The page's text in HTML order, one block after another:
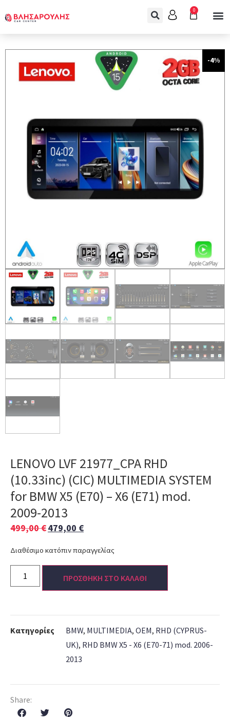
0
-4%
LENOVO LVF 21977_CPA RHD
(10.33inc) (CIC) MULTIMEDIA SYSTEM
for BMW X5 (E70) – X6 (E71) mod.
2009-2013
499,00€479,00 €
Διαθέσιμο κατόπιν παραγγελίας
ΠΡΟΣΘΗΚΗ ΣΤΟ ΚΑΛΑΘΙ
Κατηγορίες BMW, MULTIMEDIA, OEM, RHD (CYPRUS-
UK), RHD BMW X5 - X6 (E70-71) mod. 2006-
2013
Share: